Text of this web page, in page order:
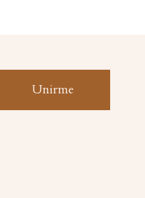
Unirme